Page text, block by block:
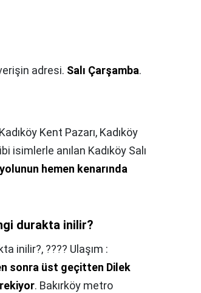
adresi. Salı Çarşamba.
Kent Pazarı, Kadıköy
isimlerle anılan Kadıköy Salı
hemen kenarında
durakta inilir?
inilir?, ???? Ulaşım :
sonra üst geçitten Dilek
. Bakırköy metro